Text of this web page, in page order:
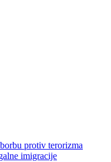
protiv terorizma
imigracije